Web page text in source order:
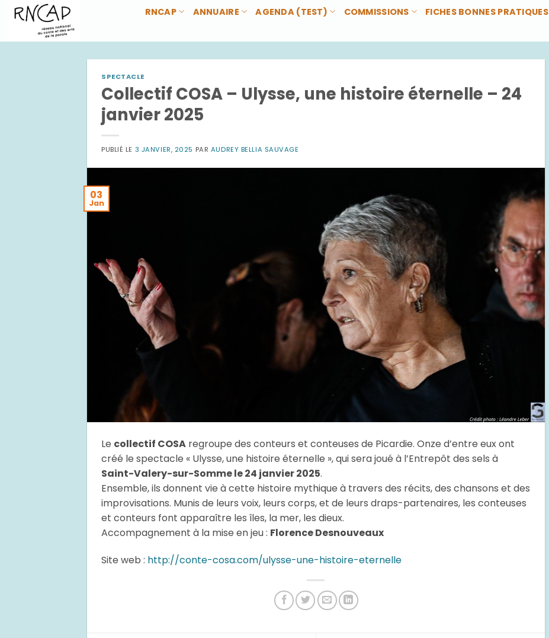
Passer
contenu
RNCAP ANNUAIRE AGENDA (TEST) COMMISSIONS FICHES BONNES PRATIQUES
SPECTACLE
Collectif COSA – Ulysse, une histoire éternelle – 24
janvier 2025
PUBLIÉ LE 3 JANVIER, 2025 PAR AUDREY BELLIA SAUVAGE
03
Jan
Le collectif COSA regroupe des conteurs et conteuses de Picardie. Onze d’entre eux ont
créé le spectacle « Ulysse, une histoire éternelle », qui sera joué à l’Entrepôt des sels à
Saint-Valery-sur-Somme le 24 janvier 2025.
Ensemble, ils donnent vie à cette histoire mythique à travers des récits, des chansons et des
improvisations. Munis de leurs voix, leurs corps, et de leurs draps-partenaires, les conteuses
et conteurs font apparaître les îles, la mer, les dieux.
Accompagnement à la mise en jeu : Florence Desnouveaux
Site web : http://conte-cosa.com/ulysse-une-histoire-eternelle